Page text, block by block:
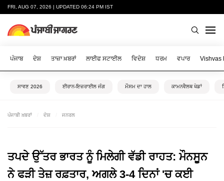
FRI, AUG 07, 2026 | UPDATED 06:24 PM IST
ਪੰਜਾਬ ਦੇਸ਼ ਤਾਜ਼ਾ ਖ਼ਬਰਾਂ ਲਾਈਫ ਸਟਾਈਲ ਵਿਦੇਸ਼ ਧਰਮ ਵਪਾਰ Vishvas
ਸਾਵਣ 2026 ਈਰਾਨ-ਇਜ਼ਰਾਈਲ ਜੰਗ ਮੌਸਮ ਦਾ ਹਾਲ ਕਾਮਨਵੈਲਥ ਖੇਡਾਂ
ਪੰਜਾਬੀ ਖ਼ਬਰਾਂ ਦੇਸ਼ ਜਨਰਲ
ਤਪਦੇ ਉੱਤਰ ਭਾਰਤ ਨੂੰ ਮਿਲੇਗੀ ਵੱਡੀ ਰਾਹਤ: ਮੌਨਸੂਨ
ਨੇ ਫੜੀ ਤੇਜ਼ ਰਫ਼ਤਾਰ, ਅਗਲੇ 3-4 ਦਿਨਾਂ 'ਚ ਕਈ